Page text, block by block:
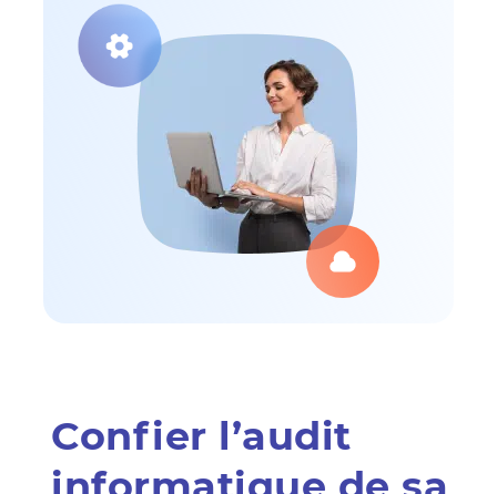
Confier l’audit